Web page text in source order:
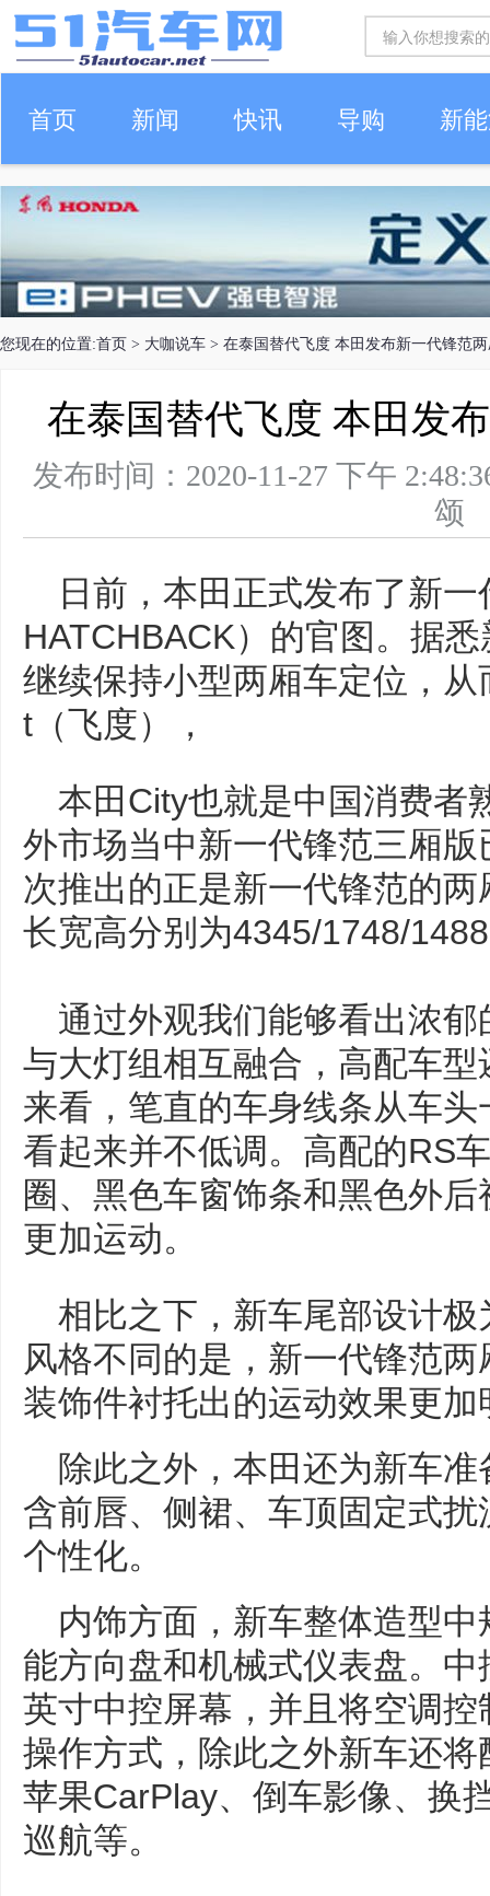
首页 新闻 快讯 导购 新
车生活
您现在的位置:首页 > 大咖说车 > 在泰国替代飞度 本田发布新一代锋范
在泰国替代飞度 本田发
发布时间：2020-11-27 下午
日前，本田正式发布了新
HATCHBACK）的官图。据
继续保持小型两厢车定位，
t（飞度），
本田City也就是中国消费者
外市场当中新一代锋范三厢
次推出的正是新一代锋范的
长宽高分别为4345/1748/
通过外观我们能够看出浓
与大灯组相互融合，高配车
来看，笔直的车身线条从车
看起来并不低调。高配的RS
圈、黑色车窗饰条和黑色外
更加运动。
相比之下，新车尾部设计
风格不同的是，新一代锋范
装饰件衬托出的运动效果更加
除此之外，本田还为新车
含前唇、侧裙、车顶固定式
个性化。
内饰方面，新车整体造型
能方向盘和机械式仪表盘。
英寸中控屏幕，并且将空调
操作方式，除此之外新车还
苹果CarPlay、倒车影像、换
巡航等。